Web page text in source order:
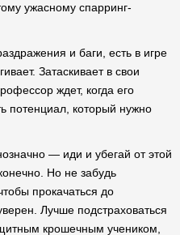
ужасному спарринг-
и баги, есть в игре
Затаскивает в свои
ждет, когда его
потенциал, который нужно
— иди и убегай от этой
Но не забудь
прокачаться до
Лучше подстраховаться
крошечным учеником,